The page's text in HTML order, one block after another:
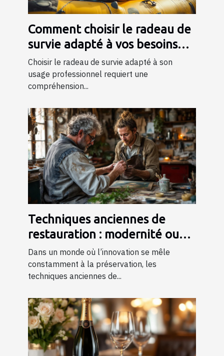
Comment choisir le radeau de
survie adapté à vos besoins
professionnels ?
Choisir le radeau de survie adapté à son
usage professionnel requiert une
compréhension...
Techniques anciennes de
restauration : modernité ou
tradition ?
Dans un monde où l’innovation se mêle
constamment à la préservation, les
techniques anciennes de...